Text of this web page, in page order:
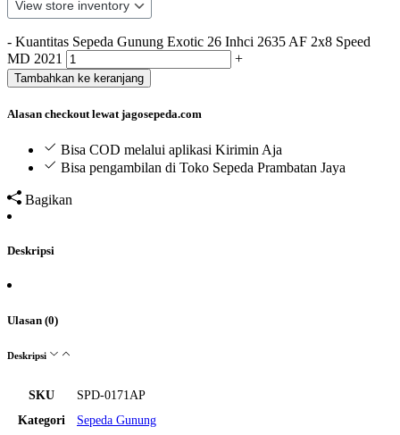
- Kuantitas Sepeda Gunung Exotic 26 Inhci 2635 AF 2x8 Speed
MD 2021
+
Tambahkan ke keranjang
Alasan checkout lewat jagosepeda.com
Bisa COD melalui aplikasi Kirimin Aja
Bisa pengambilan di Toko Sepeda Prambatan Jaya
Bagikan
Deskripsi
Ulasan (0)
Deskripsi
SKU
SPD-0171AP
Kategori
Sepeda Gunung